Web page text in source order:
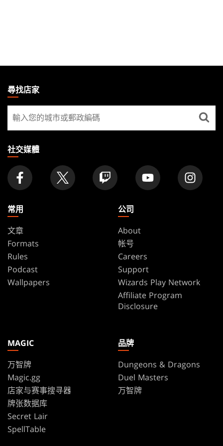
THE
GATHERING
FOOTER
尋找店家
尋
找
家
社交媒體
常用
文章
Formats
Rules
Podcast
Wallpapers
公司
About
帐号
Careers
Support
Wizards Play Network
Affiliate Program
Disclosure
MAGIC
万智牌
Magic.gg
店家与赛事搜寻器
牌张数据库
Secret Lair
SpellTable
品牌
Dungeons & Dragons
Duel Masters
万智牌